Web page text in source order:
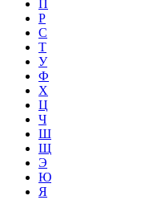
П
Р
С
Т
У
Ф
Х
Ц
Ч
Ш
Щ
Э
Ю
Я